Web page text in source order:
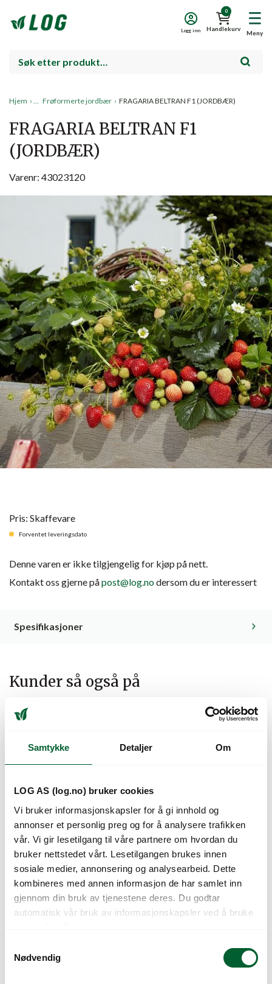
Samtykke Detaljer Om
LOG AS (log.no) bruker cookies
Vi bruker informasjonskapsler for å gi innhold og
annonser et personlig preg og for å analysere trafikken
vår. Vi gir lesetilgang til våre partnere om hvordan du
bruker nettstedet vårt. Lesetilgangen brukes innen
sosiale medier, annonsering og analysearbeid. Dette
kombineres med annen informasjon de har samlet inn
gjennom din bruk av tjenestene deres. Du godtar
automatisk vår bruk av informasjonskapsler ved å bruke
Nødvendig
Meny
0
Handlekurv
Logg inn
Hjem › Frøformerte jordbær › FRAGARIA BELTRAN F1 (JORDBÆR)
FRAGARIA BELTRAN F1
(JORDBÆR)
Varenr: 43023120
Pris: Skaffevare
Forventet leveringsdato
Denne varen er ikke tilgjengelig for kjøp på nett.
Kontakt oss gjerne påpost@log.nodersom du er interessert
Spesifikasjoner
Kunder så også på
FRAGARIA DELIZZ
(JORDBÆR)
FRAGARIA
DELIZZIMO
(JORDBÆR)